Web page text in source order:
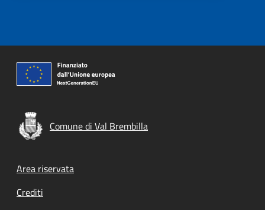
Comune di Val Brembilla
Footer menu
Area riservata
Crediti